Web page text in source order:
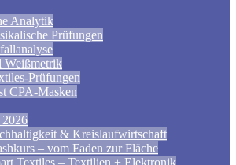
Analytik
Prüfungen
Weißmetrik
Prüfungen
CPA-Masken
2026
& Kreislaufwirtschaft
– vom Faden zur Fläche
Textiles – Textilien + Elektronik